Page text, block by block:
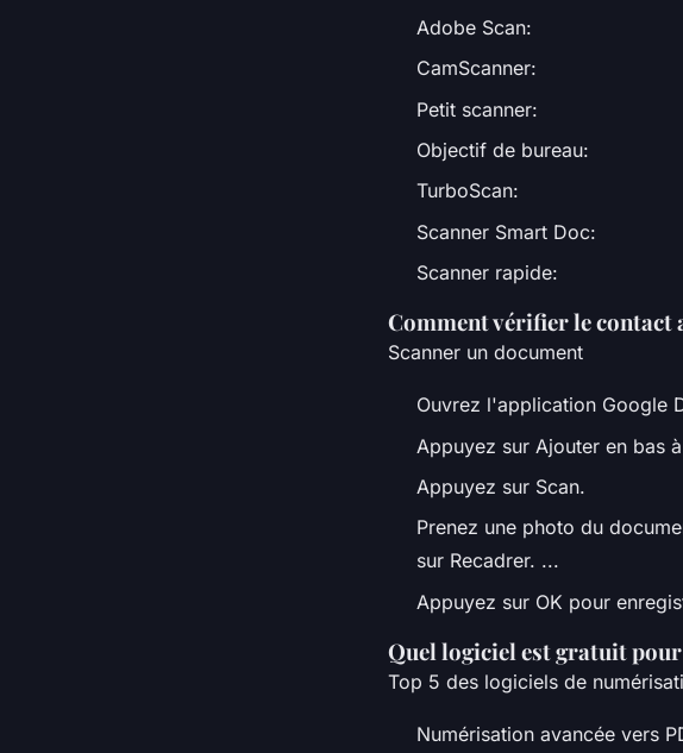
Adobe Scan:
CamScanner:
Petit scanner:
Objectif de bureau:
TurboScan:
Scanner Smart Doc:
Scanner rapide:
Comment vérifier le contact
Scanner un document
Ouvrez l'application Google
Appuyez sur Ajouter en bas
Appuyez sur Scan.
Prenez une photo du
sur Recadrer. ...
Appuyez sur OK pour
Quel logiciel est gratuit pour
Top 5 des logiciels de
Numérisation avancée vers